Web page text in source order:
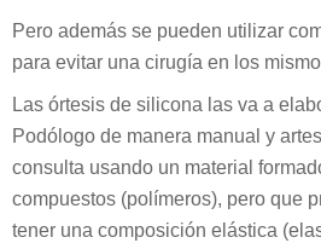
Pero además se pueden utilizar
para evitar una cirugía en los
Las órtesis de silicona las va a
Podólogo de manera manual y
consulta usando un material
compuestos (polímeros), pero que
tener una composición elástica